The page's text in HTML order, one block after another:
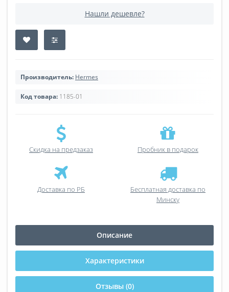
Нашли дешевле?
Производитель: Hermes
Код товара: 1185-01
Скидка на предзаказ Пробник в подарок
Доставка по РБ
Бесплатная доставка по
Минску
Описание
Характеристики
Отзывы (0)